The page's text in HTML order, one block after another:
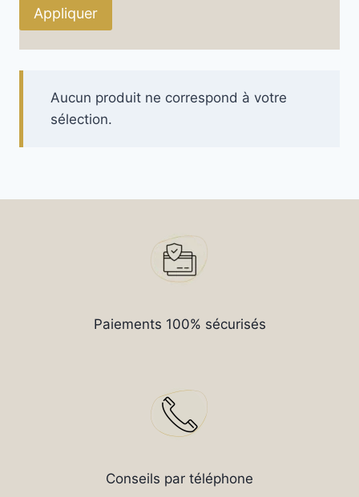
Aucun produit ne correspond à votre
sélection.
Appliquer
Paiements 100% sécurisés
Conseils par téléphone